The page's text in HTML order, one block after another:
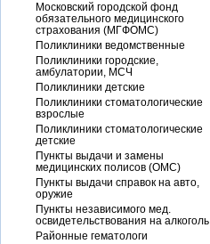
Московский городской фонд
обязательного медицинского
страхования (МГФОМС)
Поликлиники ведомственные
Поликлиники городские,
амбулатории, МСЧ
Поликлиники детские
Поликлиники стоматологические
взрослые
Поликлиники стоматологические
детские
Пункты выдачи и замены
медицинских полисов (ОМС)
Пункты выдачи справок на авто,
оружие
Пункты независимого мед.
освидетельствования на алкоголь
Районные гематологи